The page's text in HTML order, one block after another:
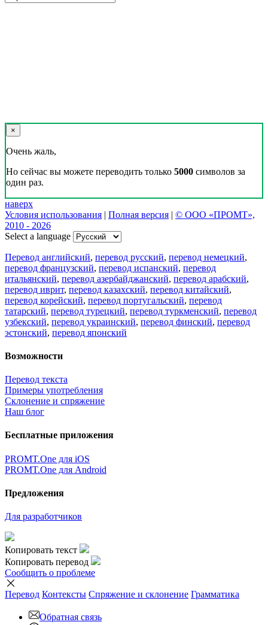
×
Очень жаль,
Но сейчас вы можете переводить только 5000 символов за
один раз.
наверх
Условия использования | Полная версия | © ООО «ПРОМТ»,
2010 - 2026
Select a language
Перевод английский, перевод русский, перевод немецкий,
перевод французский, перевод испанский, перевод
итальянский, перевод азербайджанский, перевод арабский,
перевод иврит, перевод казахский, перевод китайский,
перевод корейский, перевод португальский, перевод
татарский, перевод турецкий, перевод туркменский, перевод
узбекский, перевод украинский, перевод финский, перевод
эстонский, перевод японский
Возможности
Перевод текста
Примеры употребления
Склонение и спряжение
Наш блог
Бесплатные приложения
PROMT.One для iOS
PROMT.One для Android
Предложения
Для разработчиков
Копировать текст
Копировать перевод
Сообщить о проблеме
Перевод Контексты Спряжение и склонение Грамматика
Обратная связь